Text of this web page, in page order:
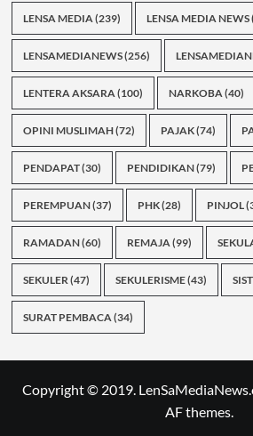
LENSA MEDIA(239) LENSA MEDIA NEWS
LENSAMEDIANEWS(256)
LENTERA AKSARA(100) NARKOBA(40)
OPINI MUSLIMAH(72) PAJAK(74)
PENDAPAT(30) PENDIDIKAN(79)
PEREMPUAN(37) PHK(28) PINJOL
RAMADAN(60) REMAJA(99)
SEKULER(47) SEKULERISME(43)
SURAT PEMBACA(34)
Copyright © 2019.
AF themes.